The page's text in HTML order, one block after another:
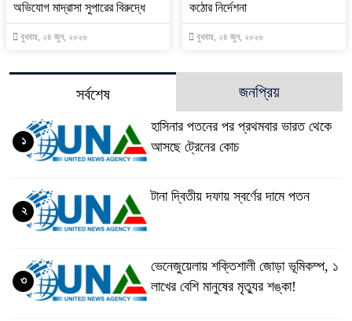
অভিযোগ মাদ্রাসা সুপারের বিরুদ্ধে
বুধবার, ২৪ জুন, ২০২৬
কঠোর নির্দেশনা
বুধবার, ২৪ জুন, ২০২৬
সর্বশেষ জনপ্রিয়
হাসিনার পতনের পর প্রথমবার ভারত থেকে
আসছে ট্রেনের কোচ
১
টানা দ্বিতীয় দফায় স্বর্ণের দামে পতন
২
ভেনেজুয়েলায় শক্তিশালী জোড়া ভূমিকম্প, ১
লাখের বেশি মানুষের মৃত্যুর শঙ্কা!
৩